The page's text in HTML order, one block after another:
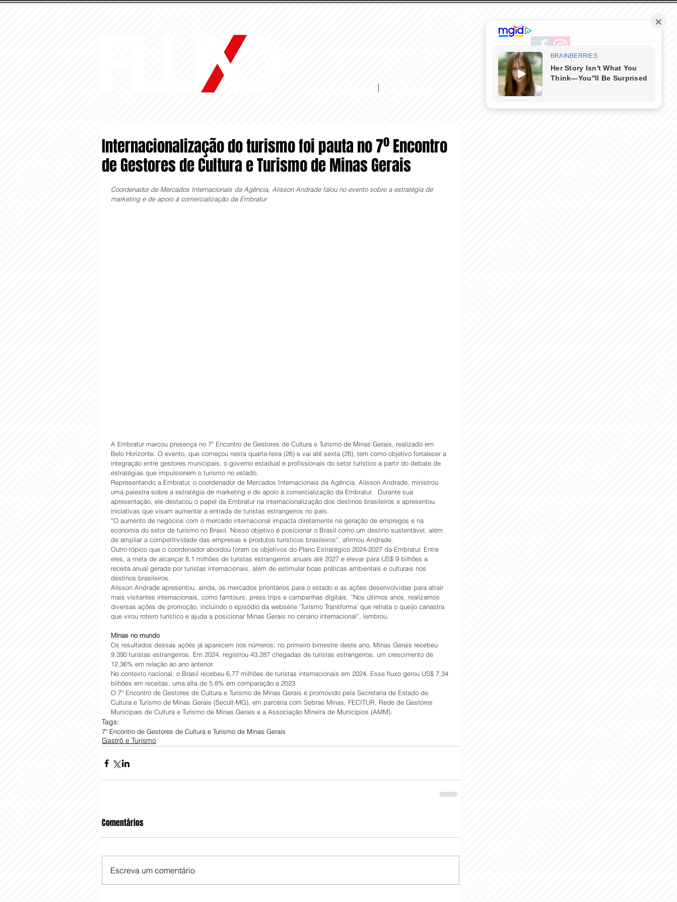
Internacionalização do turismo foi pauta no 7º Encontro
de Gestores de Cultura e Turismo de Minas Gerais
Coordenador de Mercados Internacionais da Agência, Alisson Andrade falou no evento sobre a estratégia de
marketing e de apoio à comercialização da Embratur
A Embratur marcou presença no 7º Encontro de Gestores de Cultura e Turismo de Minas Gerais, realizado em
Belo Horizonte. O evento, que começou nesta quarta-feira (26) e vai até sexta (28), tem como objetivo fortalecer a
integração entre gestores municipais, o governo estadual e profissionais do setor turístico a partir do debate de
estratégias que impulsionem o turismo no estado.
Representando a Embratur, o coordenador de Mercados Internacionais da Agência, Alisson Andrade, ministrou
uma palestra sobre a estratégia de marketing e de apoio à comercialização da Embratur.
Durante sua
apresentação, ele destacou o papel da Embratur na internacionalização dos destinos brasileiros e apresentou
iniciativas que visam aumentar a entrada de turistas estrangeiros no país.
“O aumento de negócios com o mercado internacional impacta diretamente na geração de empregos e na
economia do setor de turismo no Brasil. Nosso objetivo é posicionar o Brasil como um destino sustentável, além
de ampliar a competitividade das empresas e produtos turísticos brasileiros”, afirmou Andrade.
Outro tópico que o coordenador abordou foram os objetivos do Plano Estratégico 2024-2027 da Embratur. Entre
eles, a meta de alcançar 8,1 milhões de turistas estrangeiros anuais até 2027 e elevar para US$ 9 bilhões a
receita anual gerada por turistas internacionais, além de estimular boas práticas ambientais e culturais nos
destinos brasileiros.
Alisson Andrade apresentou, ainda, os mercados prioritários para o estado e as ações desenvolvidas para atrair
mais visitantes internacionais, como famtours, press trips e campanhas digitais. “Nos últimos anos, realizamos
diversas ações de promoção, incluindo o episódio da websérie ‘Turismo Transforma’ que retrata o queijo canastra
que virou roteiro turístico e ajuda a posicionar Minas Gerais no cenário internacional”, lembrou.
Minas no mundo
Os resultados dessas ações já aparecem nos números: no primeiro bimestre deste ano, Minas Gerais recebeu
9.390 turistas estrangeiros. Em 2024, registrou 43.287 chegadas de turistas estrangeiros, um crescimento de
12,36% em relação ao ano anterior.
No contexto nacional, o Brasil recebeu 6,77 milhões de turistas internacionais em 2024. Esse fluxo gerou US$ 7,34
bilhões em receitas, uma alta de 5,8% em comparação a 2023.
O 7º Encontro de Gestores de Cultura e Turismo de Minas Gerais é promovido pela Secretaria de Estado de
Cultura e Turismo de Minas Gerais (Secult-MG), em parceria com Sebrae Minas, FECITUR, Rede de Gestores
Municipais de Cultura e Turismo de Minas Gerais e a Associação Mineira de Municípios (AMM).
Tags:
7º Encontro de Gestores de Cultura e Turismo de Minas Gerais
Gastrô e Turismo
Comentários
Escreva um comentário